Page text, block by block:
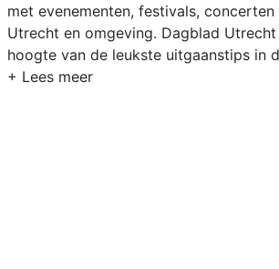
met evenementen, festivals,
Utrecht en omgeving. Dagblad
hoogte van de leukste uitgaanstips in